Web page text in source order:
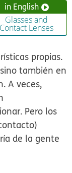
in English
Glasses and
Contact Lenses
propias.
también en
A veces,
Pero los
de la gente